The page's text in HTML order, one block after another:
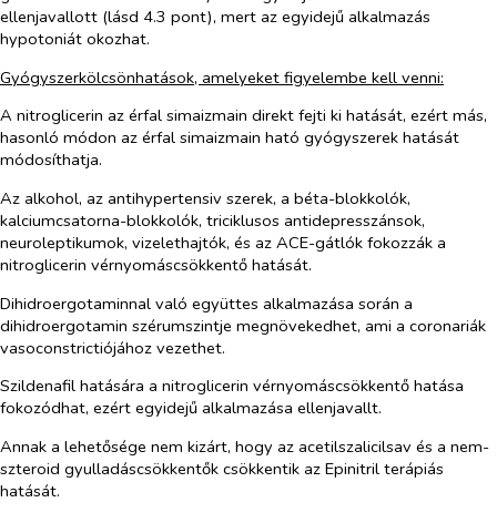
ellenjavallott (lásd 4.3 pont), mert az egyidejű alkalmazás
hypotoniát okozhat.
Gyógyszerkölcsönhatások, amelyeket figyelembe kell venni:
A nitroglicerin az érfal simaizmain direkt fejti ki hatását, ezért más,
hasonló módon az érfal simaizmain ható gyógyszerek hatását
módosíthatja.
Az alkohol, az antihypertensiv szerek, a béta-blokkolók,
kalciumcsatorna-blokkolók, triciklusos antidepresszánsok,
neuroleptikumok, vizelethajtók, és az ACE-gátlók fokozzák a
nitroglicerin vérnyomáscsökkentő hatását.
Dihidroergotaminnal való együttes alkalmazása során a
dihidroergotamin szérumszintje megnövekedhet, ami a coronariák
vasoconstrictiójához vezethet.
Szildenafil hatására a nitroglicerin vérnyomáscsökkentő hatása
fokozódhat, ezért egyidejű alkalmazása ellenjavallt.
Annak a lehetősége nem kizárt, hogy az acetilszalicilsav és a nem-
szteroid gyulladáscsökkentők csökkentik az Epinitril terápiás
hatását.